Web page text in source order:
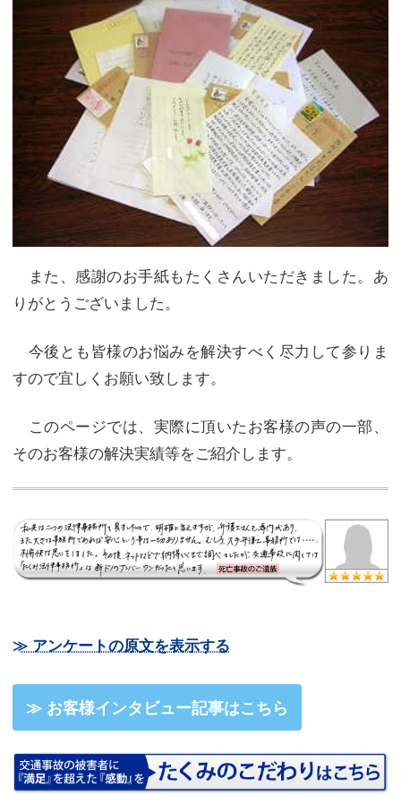
また、感謝のお手紙もたくさんいただきました。あ
りがとうございました。
今後とも皆様のお悩みを解決すべく尽力して参りま
すので宜しくお願い致します。
このページでは、実際に頂いたお客様の声の一部、
そのお客様の解決実績等をご紹介します。
≫ アンケートの原文を表示する
≫ お客様インタビュー記事はこちら